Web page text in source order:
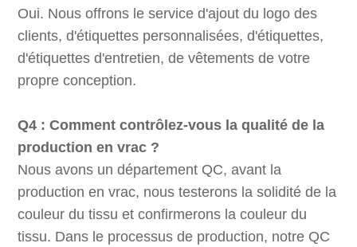
Oui. Nous offrons le service d'ajout du logo des
clients, d'étiquettes personnalisées, d'étiquettes,
d'étiquettes d'entretien, de vêtements de votre
propre conception.
Q4 : Comment contrôlez-vous la qualité de la
production en vrac ?
Nous avons un département QC, avant la
production en vrac, nous testerons la solidité de la
couleur du tissu et confirmerons la couleur du
tissu. Dans le processus de production, notre QC